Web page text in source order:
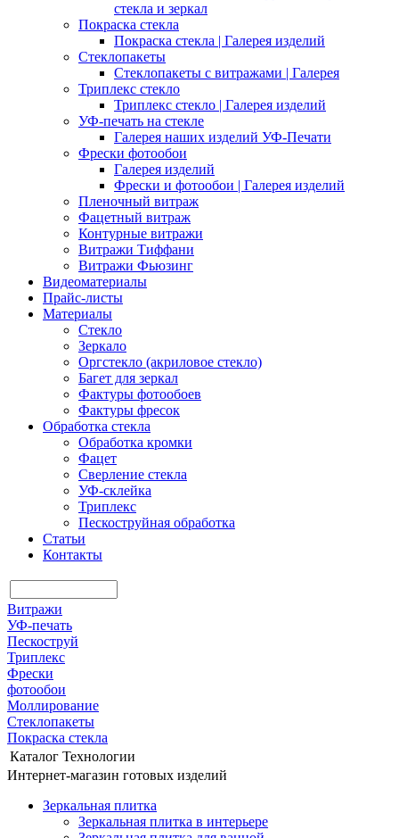
стекла и зеркал
Покраска стекла
Покраска стекла | Галерея изделий
Стеклопакеты
Стеклопакеты с витражами | Галерея
Триплекс стекло
Триплекс стекло | Галерея изделий
УФ-печать на стекле
Галерея наших изделий УФ-Печати
Фрески фотообои
Галерея изделий
Фрески и фотообои | Галерея изделий
Пленочный витраж
Фацетный витраж
Контурные витражи
Витражи Тиффани
Витражи Фьюзинг
Видеоматериалы
Прайс-листы
Материалы
Стекло
Зеркало
Оргстекло (акриловое стекло)
Багет для зеркал
Фактуры фотообоев
Фактуры фресок
Обработка стекла
Обработка кромки
Фацет
Сверление стекла
УФ-склейка
Триплекс
Пескоструйная обработка
Статьи
Контакты
Витражи
УФ-печать
Пескоструй
Триплекс
Фрески
фотообои
Моллирование
Стеклопакеты
Покраска стекла
Каталог Технологии
Интернет-магазин готовых изделий
Зеркальная плитка
Зеркальная плитка в интерьере